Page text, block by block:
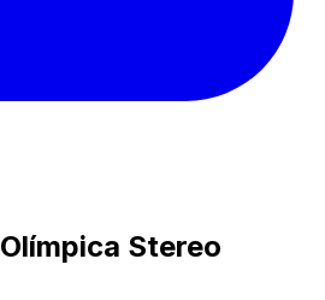
Olímpica Stereo